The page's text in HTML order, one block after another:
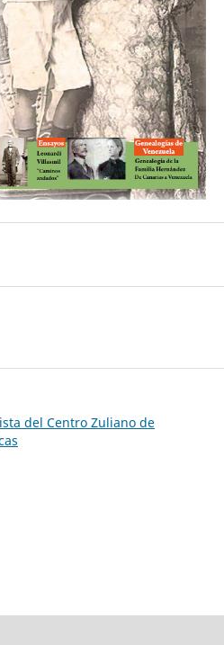
del Centro Zuliano de